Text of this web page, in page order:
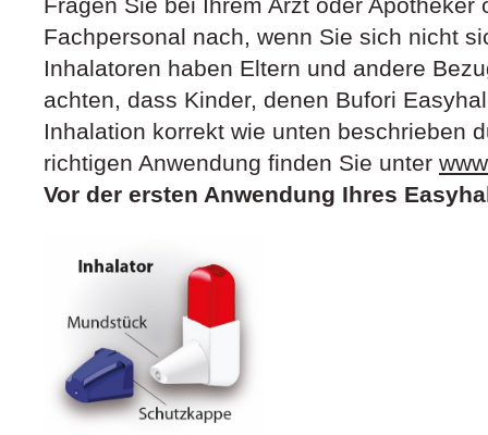
Fachpersonal nach, wenn Sie sich nicht
Inhalatoren haben Eltern und andere
achten, dass Kinder, denen Bufori
Inhalation korrekt wie unten beschrieben
richtigen Anwendung finden Sie unter
Vor der ersten Anwendung Ihres